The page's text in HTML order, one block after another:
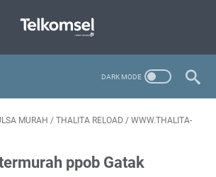
MURAH / THALITA RELOAD / WWW.THALITA-
ppob Gatak